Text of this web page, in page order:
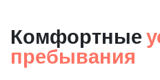
Комфортные
пребывания